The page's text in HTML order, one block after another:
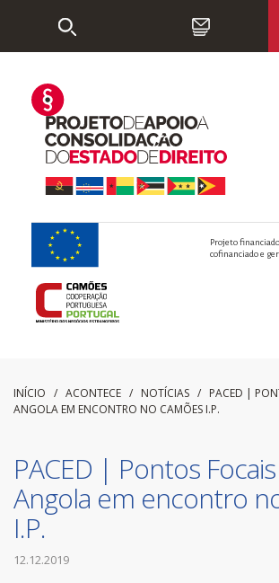
Projeto
cofinanciado e
INÍCIO / ACONTECE / NOTÍCIAS / PACED |
ANGOLA EM ENCONTRO NO CAMÕES I.P.
PACED | Pontos
Angola em encontro
I.P.
12.12.2019